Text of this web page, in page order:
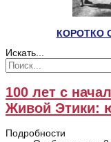
КОРОТКО
Искать...
100 лет с
Живой Этики:
Подробности